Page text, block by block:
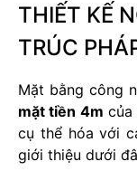
THIẾT KẾ
TRÚC
Mặt bằng công
mặt tiền 4m
cụ thể hóa với
giới thiệu dưới